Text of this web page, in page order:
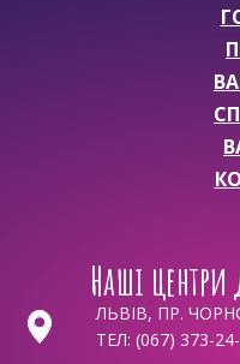
Наші центри
ЛЬВІВ, ПР.
ТЕЛ:(067) 373-